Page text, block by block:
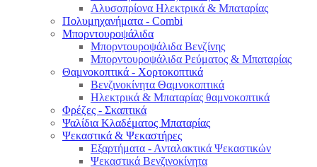
Αλυσοπρίονα Ηλεκτρικά & Μπαταρίας
Πολυμηχανήματα - Combi
Μπορντουροψάλιδα
Μπορντουροψάλιδα Βενζίνης
Μπορντουροψάλιδα Ρεύματος & Μπαταρίας
Θαμνοκοπτικά - Χορτοκοπτικά
Βενζινοκίνητα Θαμνοκοπτικά
Ηλεκτρικά & Μπαταρίας θαμνοκοπτικά
Φρέζες - Σκαπτικά
Ψαλίδια Κλαδέματος Μπαταρίας
Ψεκαστικά & Ψεκαστήρες
Εξαρτήματα - Ανταλακτικά Ψεκαστικών
Ψεκαστικά Βενζινοκίνητα